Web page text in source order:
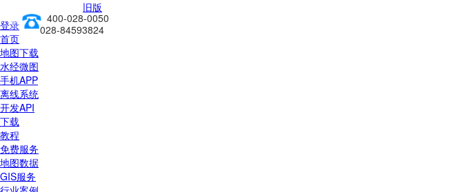
前往新版
旧版
登录
400-028-0050
028-84593824
首页
地图下载
水经微图
手机APP
离线系统
开发API
下载
教程
免费服务
地图数据
GIS服务